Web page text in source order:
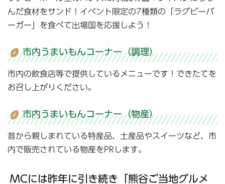
んだ食材をサンド！イベント限定の7種類の「ラグビーバ
ーガー」を食べて出場国を応援しよう！
市内うまいもんコーナー（調理）
市内の飲食店等で提供しているメニューです！できたてを
お召し上がりください。
市内うまいもんコーナー（物産）
昔から親しまれている特産品、土産品やスイーツなど、市
内で販売されている物産をPRします。
MCには昨年に引き続き「熊谷ご当地グルメ